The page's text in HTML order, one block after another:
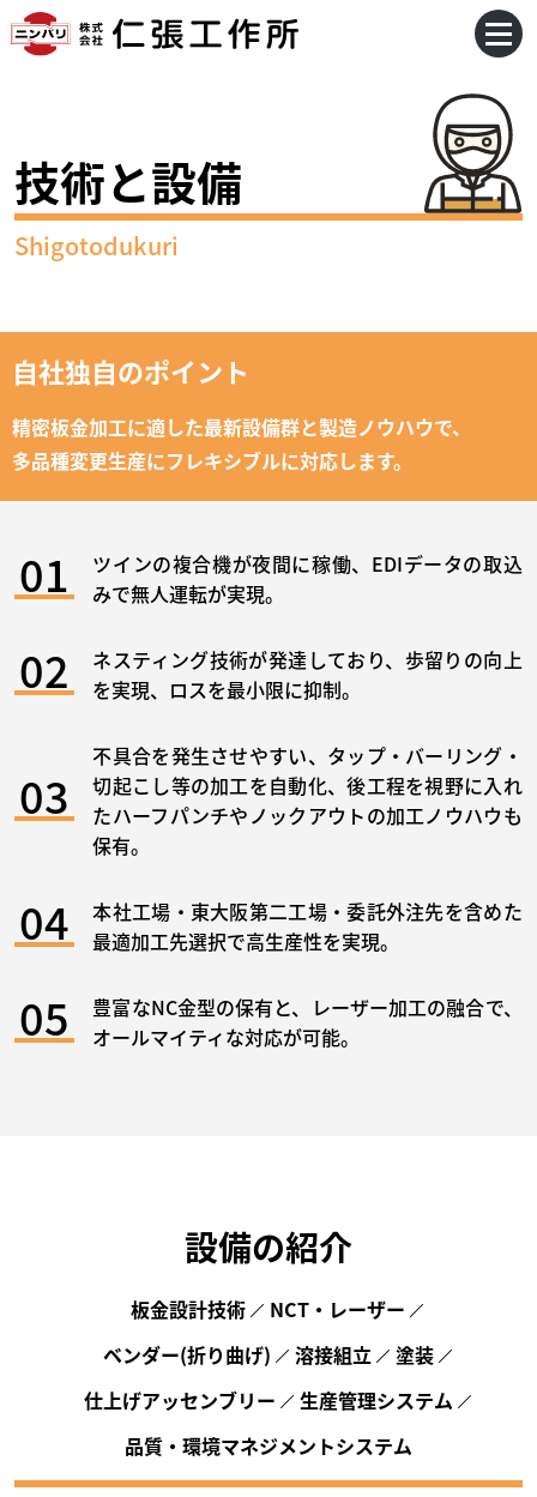
技術と設備
Shigotodukuri
自社独自のポイント
精密板金加工に適した最新設備群と製造ノウハウで、
多品種変更生産にフレキシブルに対応します。
01
ツインの複合機が夜間に稼働、EDIデータの取込
みで無人運転が実現。
02
ネスティング技術が発達しており、歩留りの向上
を実現、ロスを最小限に抑制。
03
不具合を発生させやすい、タップ・バーリング・
切起こし等の加工を自動化、後工程を視野に入れ
たハーフパンチやノックアウトの加工ノウハウも
保有。
04
本社工場・東大阪第二工場・委託外注先を含めた
最適加工先選択で高生産性を実現。
05
豊富なNC金型の保有と、レーザー加工の融合で、
オールマイティな対応が可能。
設備の紹介
板金設計技術
NCT・レーザー
ベンダー(折り曲げ)
溶接組立
塗装
仕上げアッセンブリー
生産管理システム
品質・環境マネジメントシステム